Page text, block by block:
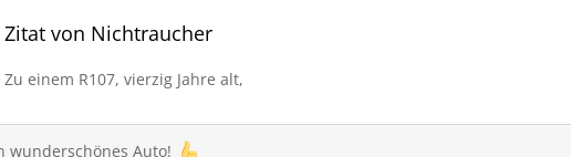
Zitat von Nichtraucher
Zu einem R107, vierzig Jahre alt,
wunderschönes Auto!